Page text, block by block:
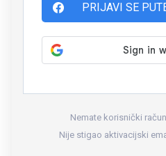
PRIJAVI SE
Nemate korisnički
Nije stigao aktivacijski